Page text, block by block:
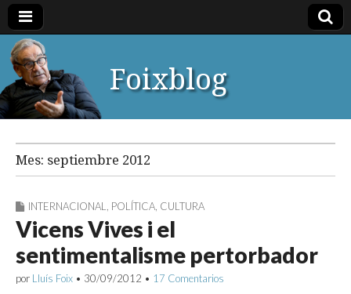
Foixblog
Mes: septiembre 2012
INTERNACIONAL POLÍTICA CULTURA
Vicens Vives i el
sentimentalisme pertorbador
por Lluís Foix • 30/09/2012 • 17 Comentarios